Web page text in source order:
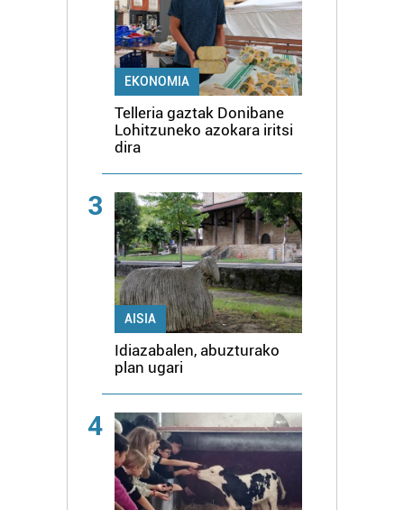
EKONOMIA
Telleria gaztak Donibane
Lohitzuneko azokara iritsi
dira
3
AISIA
Idiazabalen, abuzturako
plan ugari
4